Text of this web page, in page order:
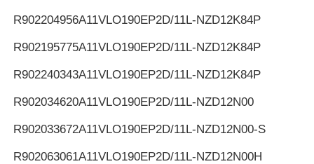
R902204956A11VLO190EP2D/11L-NZD12K84P
R902195775A11VLO190EP2D/11L-NZD12K84P
R902240343A11VLO190EP2D/11L-NZD12K84P
R902034620A11VLO190EP2D/11L-NZD12N00
R902033672A11VLO190EP2D/11L-NZD12N00-S
R902063061A11VLO190EP2D/11L-NZD12N00H